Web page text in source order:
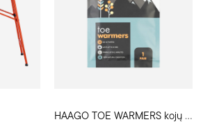
H
AAGO TOE WARMERS kojų pirštų šiltukai